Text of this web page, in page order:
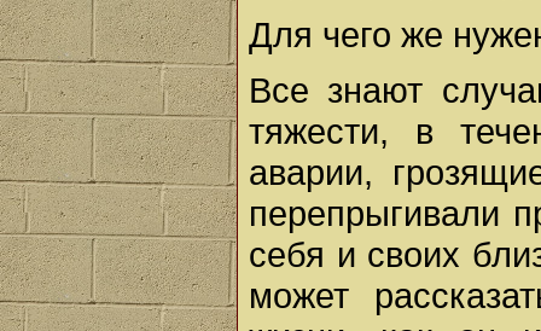
Для чего же
Все знают
тяжести, в
аварии,
перепрыгивали
себя и своих
может